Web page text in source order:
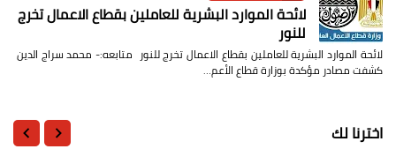
لائحة الموارد البشرية للعاملين بقطاع الاعمال تخرج
للنور
لائحة الموارد البشرية للعاملين بقطاع الاعمال تخرج للنور متابعه:- محمد سراج الدين
كشفت مصادر مؤكدة بوزارة قطاع الأعم…
اخترنا لك